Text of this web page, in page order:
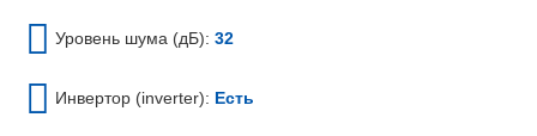
Уровень шума (дБ): 32
Инвертор (inverter): Есть